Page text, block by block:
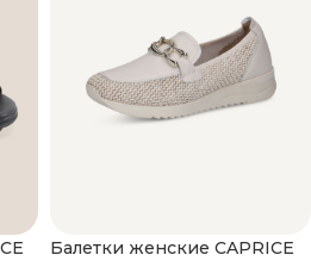
Балетки женские CAPRICE